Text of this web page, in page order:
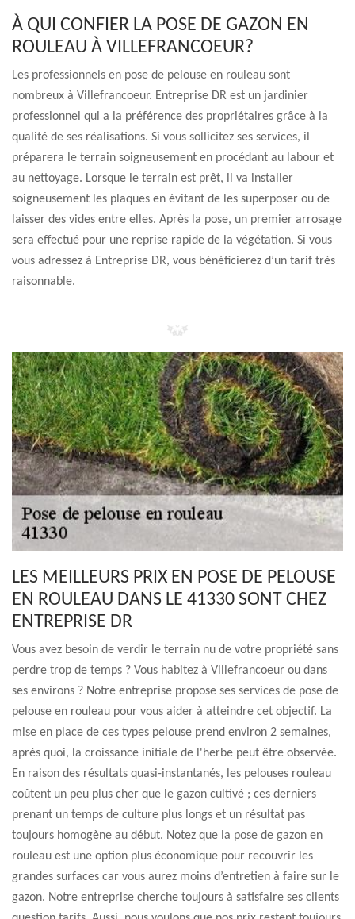
À QUI CONFIER LA POSE DE GAZON EN
ROULEAU À VILLEFRANCOEUR?
Les professionnels en pose de pelouse en rouleau sont
nombreux à Villefrancoeur. Entreprise DR est un jardinier
professionnel qui a la préférence des propriétaires grâce à la
qualité de ses réalisations. Si vous sollicitez ses services, il
préparera le terrain soigneusement en procédant au labour et
au nettoyage. Lorsque le terrain est prêt, il va installer
soigneusement les plaques en évitant de les superposer ou de
laisser des vides entre elles. Après la pose, un premier arrosage
sera effectué pour une reprise rapide de la végétation. Si vous
vous adressez à Entreprise DR, vous bénéficierez d’un tarif très
raisonnable.
LES MEILLEURS PRIX EN POSE DE PELOUSE
EN ROULEAU DANS LE 41330 SONT CHEZ
ENTREPRISE DR
Vous avez besoin de verdir le terrain nu de votre propriété sans
perdre trop de temps ? Vous habitez à Villefrancoeur ou dans
ses environs ? Notre entreprise propose ses services de pose de
pelouse en rouleau pour vous aider à atteindre cet objectif. La
mise en place de ces types pelouse prend environ 2 semaines,
après quoi, la croissance initiale de l'herbe peut être observée.
En raison des résultats quasi-instantanés, les pelouses rouleau
coûtent un peu plus cher que le gazon cultivé ; ces derniers
prenant un temps de culture plus longs et un résultat pas
toujours homogène au début. Notez que la pose de gazon en
rouleau est une option plus économique pour recouvrir les
grandes surfaces car vous aurez moins d’entretien à faire sur le
gazon. Notre entreprise cherche toujours à satisfaire ses clients